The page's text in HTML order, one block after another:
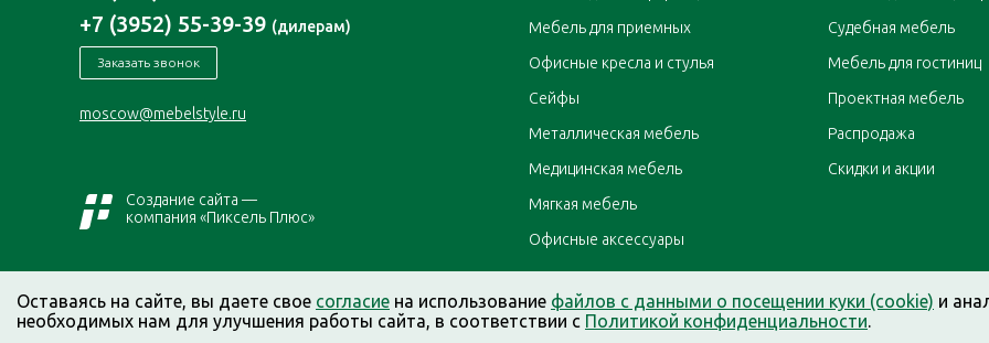
+7 (3952) 55-39-39 (дилерам)
Заказать звонок
moscow@mebelstyle.ru
Создание сайта —
компания «Пиксель Плюс»
Мебель для приемных
Офисные кресла и стулья
Сейфы
Металлическая мебель
Медицинская мебель
Мягкая мебель
Офисные аксессуары
Судебная мебель
Мебель для гостиниц
Проектная мебель
Распродажа
Скидки и акции
Оставаясь на сайте, вы даете свое согласие на использование файлов с данными о посещении куки (cookie) и
необходимых нам для улучшения работы сайта, в соответствии с Политикой конфиденциальности.